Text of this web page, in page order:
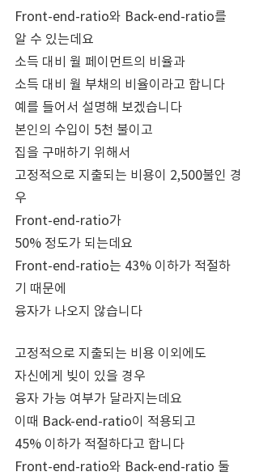
Front-end-ratio와 Back-end-ratio를
알 수 있는데요
소득 대비 월 페이먼트의 비율과
소득 대비 월 부채의 비율이라고 합니다
예를 들어서 설명해 보겠습니다
본인의 수입이 5천 불이고
집을 구매하기 위해서
고정적으로 지출되는 비용이 2,500불인 경
우
Front-end-ratio가
50% 정도가 되는데요
Front-end-ratio는 43% 이하가 적절하
기 때문에
융자가 나오지 않습니다
고정적으로 지출되는 비용 이외에도
자신에게 빚이 있을 경우
융자 가능 여부가 달라지는데요
이때 Back-end-ratio이 적용되고
45% 이하가 적절하다고 합니다
Front-end-ratio와 Back-end-ratio 둘